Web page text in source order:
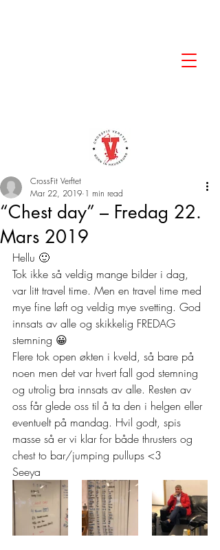
“Chest day” – Fredag 22.
Mars 2019
CrossFit Verftet
Mar 22, 2019 1 min read
Hellu 🙂
Tok ikke så veldig mange bilder i dag,
var litt travel time. Men en travel time med
mye fine løft og veldig mye svetting. God
innsats av alle og skikkelig FREDAG
stemning 😀
Flere tok open økten i kveld, så bare på
noen men det var hvert fall god stemning
og utrolig bra innsats av alle. Resten av
oss får glede oss til å ta den i helgen eller
eventuelt på mandag. Hvil godt, spis
masse så er vi klar for både thrusters og
chest to bar/jumping pullups <3
Seeya